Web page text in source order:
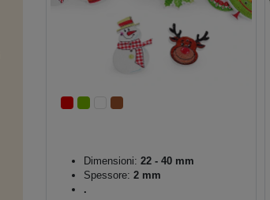
Dimensioni: 22 - 40 mm
Spessore: 2 mm
.